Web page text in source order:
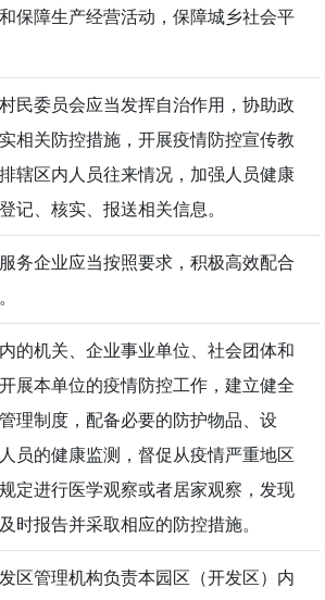
保障生产经营活动，保障城乡社会平
民委员会应当发挥自治作用，协助政
相关防控措施，开展疫情防控宣传教
辖区内人员往来情况，加强人员健康
记、核实、报送相关信息。
务企业应当按照要求，积极高效配合
的机关、企业事业单位、社会团体和
展本单位的疫情防控工作，建立健全
理制度，配备必要的防护物品、设
员的健康监测，督促从疫情严重地区
定进行医学观察或者居家观察，发现
时报告并采取相应的防控措施。
区管理机构负责本园区（开发区）内